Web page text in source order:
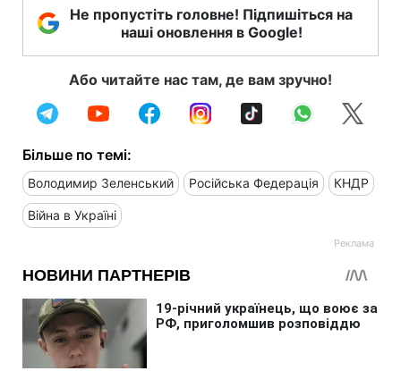
Не пропустіть головне! Підпишіться на
наші оновлення в Google!
Або читайте нас там, де вам зручно!
Більше по темі:
Володимир Зеленський Російська Федерація КНДР
Війна в Україні